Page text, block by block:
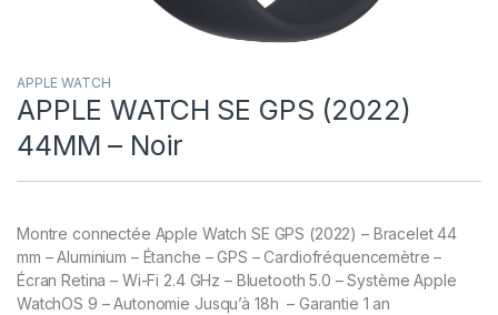
APPLE WATCH
APPLE WATCH SE GPS (2022)
44MM – Noir
Montre connectée Apple Watch SE GPS (2022) – Bracelet 44
mm – Aluminium – Étanche – GPS – Cardiofréquencemètre –
Écran Retina – Wi-Fi 2.4 GHz – Bluetooth 5.0 – Système Apple
WatchOS 9 – Autonomie Jusqu’à 18h – Garantie 1 an